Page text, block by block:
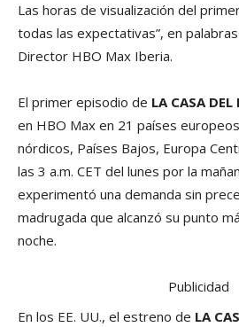
Las horas de visualización del
todas las expectativas”, en
Director HBO Max Iberia.
El primer episodio de LA CASA DEL
en HBO Max en 21 países
nórdicos, Países Bajos, Europa
las 3 a.m. CET del lunes por la
experimentó una demanda sin
madrugada que alcanzó su punto
noche.
Publicidad
En los EE. UU., el estreno de LA